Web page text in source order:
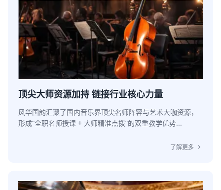
顶尖大师资源加持 链接行业核心力量
风华国韵汇聚了国内音乐界顶尖名师阵容与艺术大咖资源，
形成“全职名师授课 + 大师精准点拨”的双重教学优势...
了解更多 chevron_right